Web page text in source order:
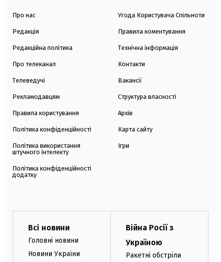
Про нас
Редакція
Редакційна політика
Про телеканал
Телеведучі
Рекламодавцям
Правила користування
Політика конфіденційності
Політика використання
штучного інтелекту
Політика конфіденційності
додатку
Угода Користувача Спільноти
Правила коментування
Технічна інформація
Контакти
Вакансії
Структура власності
Архів
Карта сайту
Ігри
Всі новини
Головні новини
Новини України
Війна Росії з
Україною
Ракетні обстріли